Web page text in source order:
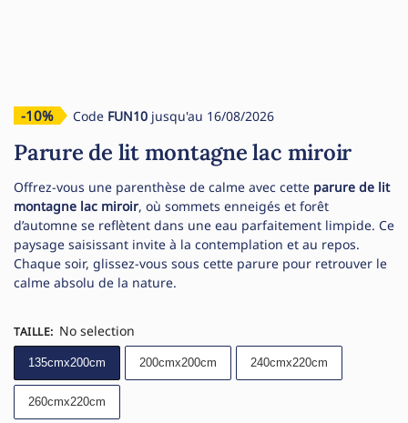
-10% Code FUN10 jusqu'au 16/08/2026
Parure de lit montagne lac miroir
Offrez-vous une parenthèse de calme avec cette parure de lit
montagne lac miroir, où sommets enneigés et forêt
d’automne se reflètent dans une eau parfaitement limpide. Ce
paysage saisissant invite à la contemplation et au repos.
Chaque soir, glissez-vous sous cette parure pour retrouver le
calme absolu de la nature.
TAILLE: No selection
135cmx200cm 200cmx200cm 240cmx220cm
260cmx220cm